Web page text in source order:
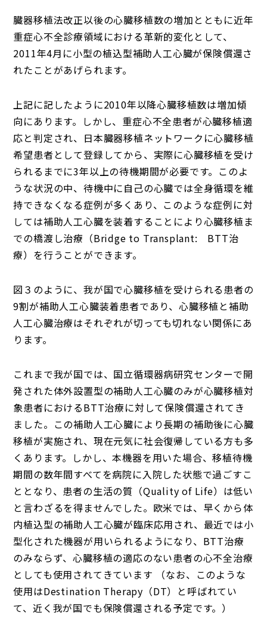
臓器移植法改正以後の心臓移植数の増加とともに近年
重症心不全診療領域における革新的変化として、
2011年4月に小型の植込型補助人工心臓が保険償還さ
れたことがあげられます。
上記に記したように2010年以降心臓移植数は増加傾
向にあります。しかし、重症心不全患者が心臓移植適
応と判定され、日本臓器移植ネットワークに心臓移植
希望患者として登録してから、実際に心臓移植を受け
られるまでに3年以上の待機期間が必要です。このよ
うな状況の中、待機中に自己の心臓では全身循環を維
持できなくなる症例が多くあり、このような症例に対
しては補助人工心臓を装着することにより心臓移植ま
での橋渡し治療（Bridge to Transplant: BTT治
療）を行うことができます。
図３のように、我が国で心臓移植を受けられる患者の
9割が補助人工心臓装着患者であり、心臓移植と補助
人工心臓治療はそれぞれが切っても切れない関係にあ
ります。
これまで我が国では、国立循環器病研究センターで開
発された体外設置型の補助人工心臓のみが心臓移植対
象患者におけるBTT治療に対して保険償還されてき
ました。この補助人工心臓により長期の補助後に心臓
移植が実施され、現在元気に社会復帰している方も多
くあります。しかし、本機器を用いた場合、移植待機
期間の数年間すべてを病院に入院した状態で過ごすこ
ととなり、患者の生活の質（Quality of Life）は低い
と言わざるを得ませんでした。欧米では、早くから体
内植込型の補助人工心臓が臨床応用され、最近では小
型化された機器が用いられるようになり、BTT治療
のみならず、心臓移植の適応のない患者の心不全治療
としても使用されてきています （なお、このような
使用はDestination Therapy（DT）と呼ばれてい
て、近く我が国でも保険償還される予定です。）